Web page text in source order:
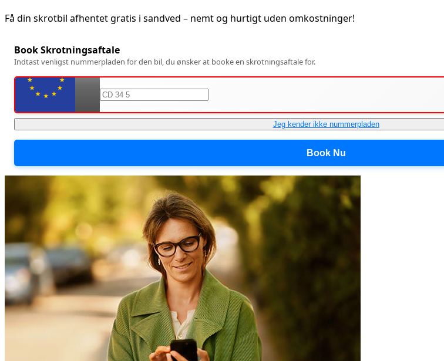
Få din skrotbil afhentet gratis i sandved – nemt og hurtigt uden omkostninger!
Book Skrotningsaftale
Indtast venligst nummerpladen for den bil, du ønsker at booke en skrotningsaftale for.
Jeg kender ikke nummerpladen
Book Nu